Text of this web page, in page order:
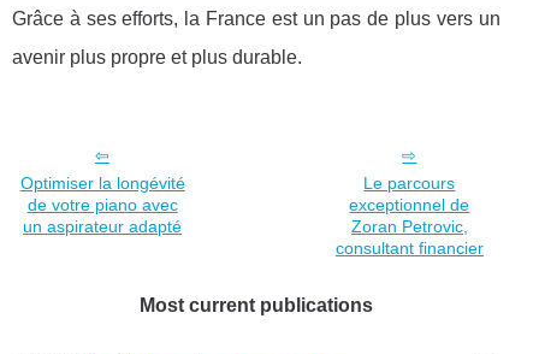
Grâce à ses efforts, la France est un pas de plus vers un
avenir plus propre et plus durable.
Optimiser la longévité
de votre piano avec
un aspirateur adapté
Le parcours
exceptionnel de
Zoran Petrovic,
consultant financier
Most current publications